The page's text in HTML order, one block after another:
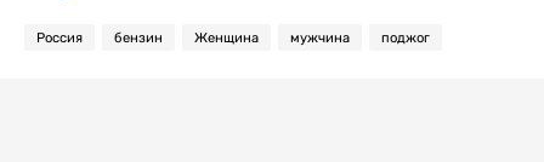
Россия бензин Женщина мужчина поджог